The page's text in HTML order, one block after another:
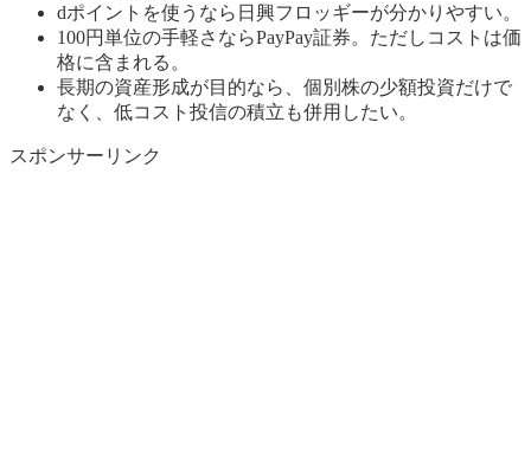
dポイントを使うなら日興フロッギーが分かりやすい。
100円単位の手軽さならPayPay証券。ただしコストは価
格に含まれる。
長期の資産形成が目的なら、個別株の少額投資だけで
なく、低コスト投信の積立も併用したい。
スポンサーリンク